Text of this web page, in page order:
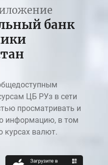
банк
ЦБ РУз в сети
просматривать и
информацию, в том
курсах валют.